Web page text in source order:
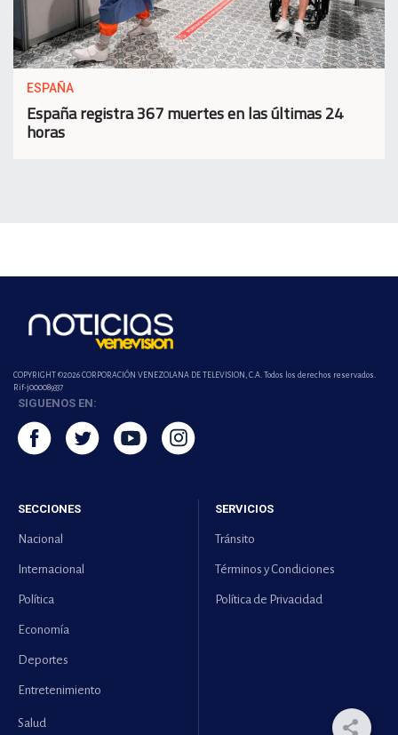
ESPAÑA
España registra 367 muertes en las últimas 24
horas
COPYRIGHT ©2026 CORPORACIÓN VENEZOLANA DE TELEVISION, C.A. Todos los derechos reservados.
Rif-j000089337
SIGUENOS EN:
SECCIONES
Nacional
Internacional
Política
Economía
Deportes
Entretenimiento
Salud
SERVICIOS
Tránsito
Términos y Condiciones
Política de Privacidad